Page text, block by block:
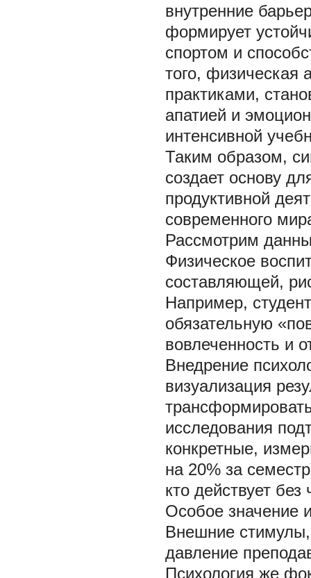
внутренние
формирует
спортом и
того, физическая
практиками,
апатией и
интенсивной
Таким образом,
создает основу
продуктивной
современного
Рассмотрим
Физическое
составляющей,
Например,
обязательную
вовлеченность и
Внедрение
визуализация
исследования
конкретные,
на 20% за
кто действует
Особое значение
Внешние
давление
Психология же